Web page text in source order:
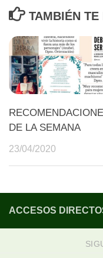
TAMBIÉN TE
DE LA SEMANA
23/04/2020
ACCESOS